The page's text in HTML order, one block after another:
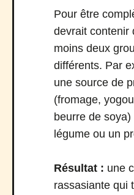
Pour être
devrait contenir
moins deux
différents. Par
une source de
(fromage,
beurre de
légume ou un
Résultat : une
rassasiante qui